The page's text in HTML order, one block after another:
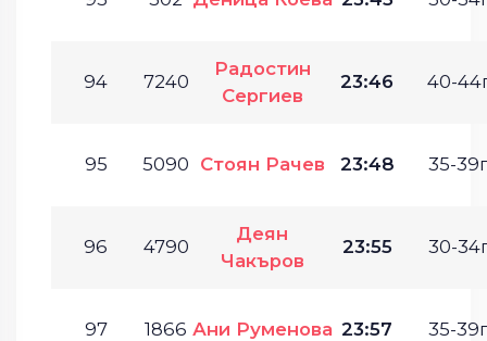
94 7240
Радостин
Сергиев
23:46 40-
95 5090 Стоян Рачев 23:48 35-
96 4790
Деян
Чакъров
23:55 30-
97 1866 Ани Руменова 23:57 35-